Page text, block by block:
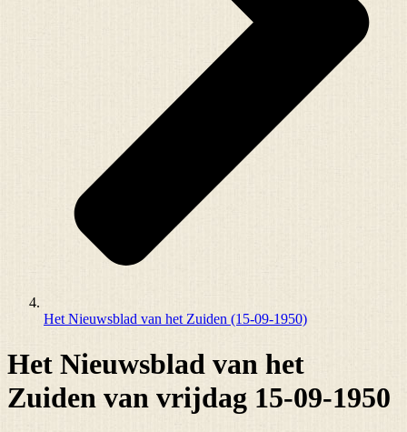
Het Nieuwsblad van het Zuiden (15-09-1950)
Het Nieuwsblad van het
Zuiden van vrijdag 15-09-1950